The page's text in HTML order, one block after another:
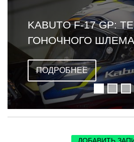
ОБЗОР LEATT
2026: ПЕРВЫЙ
ВСТРОЕННОЙ
ПОДРОБНЕЕ
ДОБАВИТЬ